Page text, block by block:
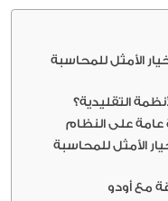
الأمثل للمحاسبة
التقليدية؟
عامة على النظام
الأمثل للمحاسبة
مع أودو